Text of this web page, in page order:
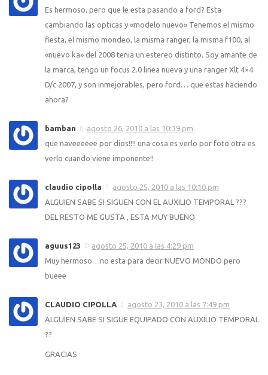
Es hermoso, pero que le esta pasando a ford? Esta
cambiando las opticas y «modelo nuevo» Tenemos el mismo
fiesta, el mismo mondeo, la misma ranger, la misma f100, al
«nuevo ka» del 2008 tenia un estereo distinto. Soy amante de
la marca, tengo un focus 2.0 linea nueva y una ranger Xlt 4×4
D/c 2007, y son inmejorables, pero ford… que estas haciendo
ahora?
bamban
agosto 26, 2010 a las 10:39 pm
que naveeeeee por dios!!!! una cosa es verlo por foto otra es
verlo cuando viene imponente!!
claudio cipolla
agosto 25, 2010 a las 10:10 pm
ALGUIEN SABE SI SIGUEN CON EL AUXILIO TEMPORAL ???
DEL RESTO ME GUSTA , ESTA MUY BUENO
aguus123
agosto 25, 2010 a las 4:29 pm
Muy hermoso…no esta para decir NUEVO MONDO pero
bueee
CLAUDIO CIPOLLA
agosto 23, 2010 a las 7:49 pm
ALGUIEN SABE SI SIGUE EQUIPADO CON AUXILIO TEMPORAL
??
GRACIAS